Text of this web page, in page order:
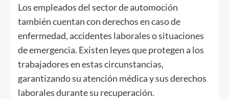
Los empleados del sector de automoción
también cuentan con derechos en caso de
enfermedad, accidentes laborales o situaciones
de emergencia. Existen leyes que protegen a los
trabajadores en estas circunstancias,
garantizando su atención médica y sus derechos
laborales durante su recuperación.